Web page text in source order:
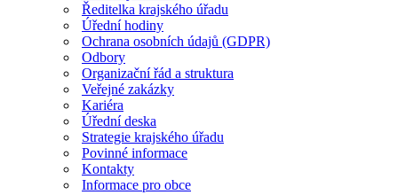
Ředitelka krajského úřadu
Úřední hodiny
Ochrana osobních údajů (GDPR)
Odbory
Organizační řád a struktura
Veřejné zakázky
Kariéra
Úřední deska
Strategie krajského úřadu
Povinné informace
Kontakty
Informace pro obce